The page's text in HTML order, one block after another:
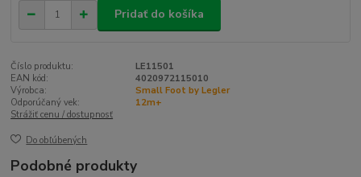
Pridať do košíka
Číslo produktu:
LE11501
EAN kód:
4020972115010
Výrobca:
Small Foot by Legler
Odporúčaný vek:
12m+
Strážiť cenu / dostupnosť
Do obľúbených
Podobné produkty